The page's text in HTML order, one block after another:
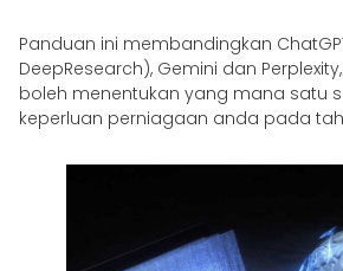
Panduan ini membandingkan
DeepResearch), Gemini dan
boleh menentukan yang mana satu
keperluan perniagaan anda pada